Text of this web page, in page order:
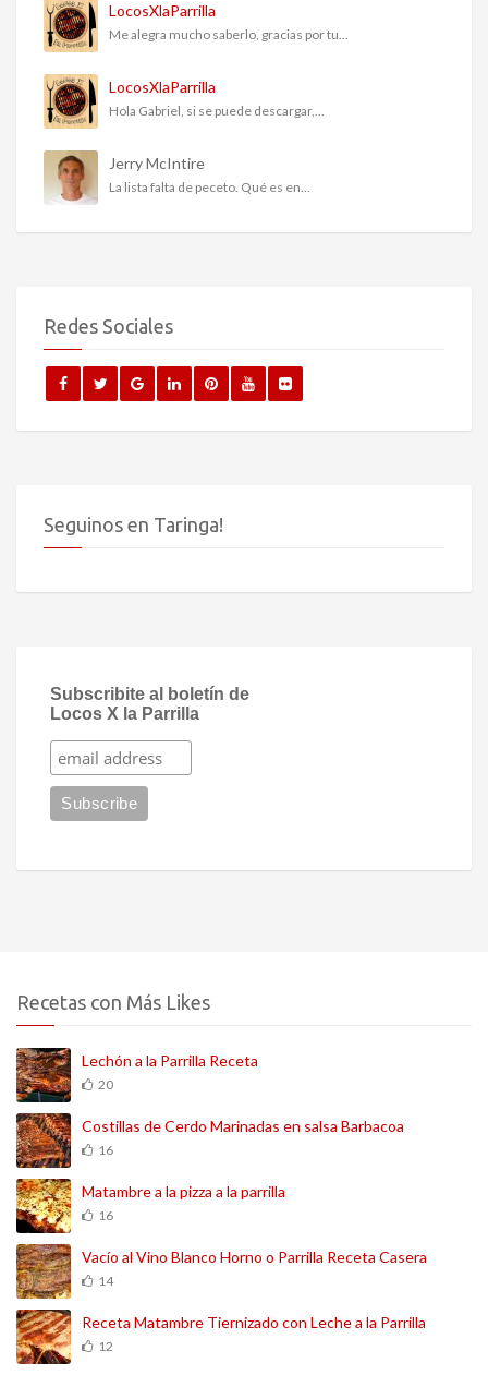
LocosXlaParrilla
Me alegra mucho saberlo, gracias por tu...
LocosXlaParrilla
Hola Gabriel, si se puede descargar,...
Jerry McIntire
La lista falta de peceto. Qué es en...
Redes Sociales
Seguinos en Taringa!
Subscribite al boletín de
Locos X la Parrilla
Recetas con Más Likes
Lechón a la Parrilla Receta
20
Costillas de Cerdo Marinadas en salsa Barbacoa
16
Matambre a la pizza a la parrilla
16
Vacío al Vino Blanco Horno o Parrilla Receta Casera
14
Receta Matambre Tiernizado con Leche a la Parrilla
12